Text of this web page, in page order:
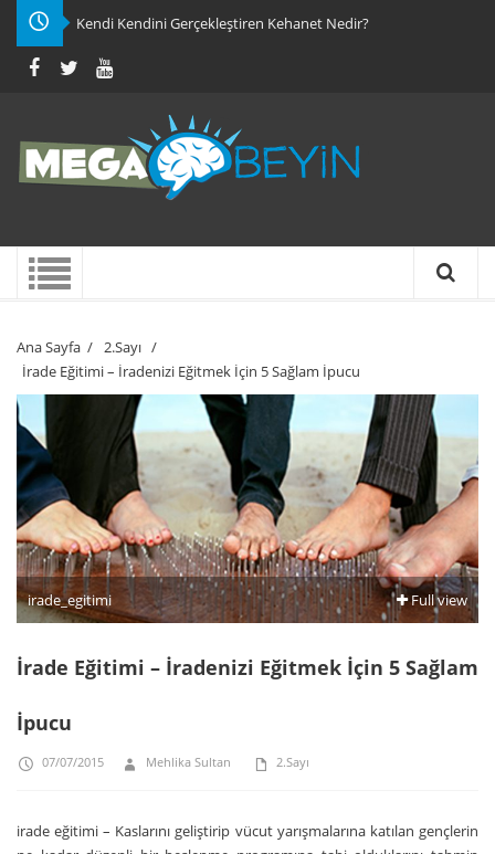
Kendi Kendini Gerçekleştiren Kehanet Nedir?
Ana Sayfa / 2.Sayı /
İrade Eğitimi – İradenizi Eğitmek İçin 5 Sağlam İpucu
irade_egitimi Full view
İrade Eğitimi – İradenizi Eğitmek İçin 5 Sağlam
İpucu
07/07/2015 Mehlika Sultan 2.Sayı
irade eğitimi – Kaslarını geliştirip vücut yarışmalarına katılan gençlerin